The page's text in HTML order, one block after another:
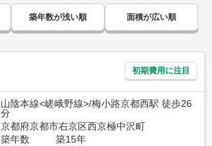
築年数が浅い順 面積が広い順
初期費用に注目
山陰本線<嵯峨野線>/梅小路京都西駅 徒歩26
分
京都府京都市右京区西京極中沢町
築年数
築15年